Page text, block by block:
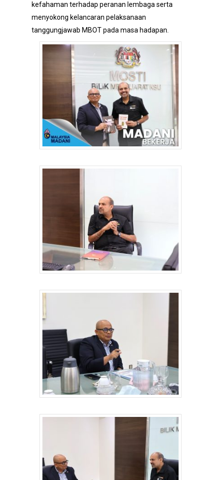
kefahaman terhadap peranan lembaga serta
menyokong kelancaran pelaksanaan
tanggungjawab MBOT pada masa hadapan.